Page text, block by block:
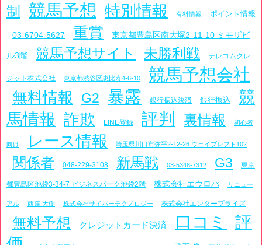
制
競馬予想 特別情報 有料情報 ポイント情報
03-6704-5627 重賞 東京都豊島区南大塚2-11-10 ミモザビ
ル3階 競馬予想サイト 未勝利戦 テレコムクレ
ジット株式会社 東京都渋谷区恵比寿4-6-10 競馬予想会社
無料情報 G2 暴露 銀行振込決済 銀行振込
競
馬情報 詐欺 LINE登録 評判 裏情報 初心者
向け レース情報 埼玉県川口市弥平2-12-26 ウェイブレフト102
関係者 048-229-3108 新馬戦 03-5348-7312 G3 東京
都豊島区池袋3-34-7 ビジネスパーク池袋2階 株式会社エウロパ リニュー
アル 西窪 大樹 株式会社サイバーテクノロジー 株式会社エンタープライズ
無料予想 クレジットカード決済 口コミ
評